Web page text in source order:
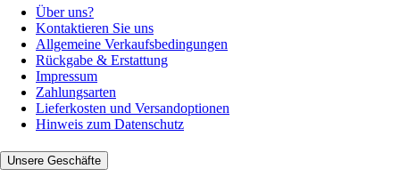
Über uns?
Kontaktieren Sie uns
Allgemeine Verkaufsbedingungen
Rückgabe & Erstattung
Impressum
Zahlungsarten
Lieferkosten und Versandoptionen
Hinweis zum Datenschutz
Unsere Geschäfte